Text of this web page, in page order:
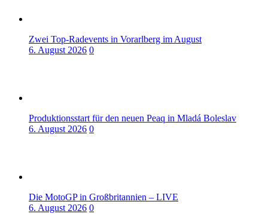
Zwei Top-Radevents in Vorarlberg im August
6. August 2026 0
Produktionsstart für den neuen Peaq in Mladá Boleslav
6. August 2026 0
Die MotoGP in Großbritannien – LIVE
6. August 2026 0